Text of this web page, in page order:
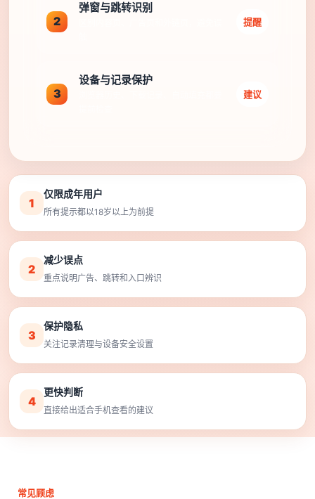
2
弹窗与跳转识别
提醒
3
设备与记录保护
建议
1
仅限成年用户
所有提示都以18岁以上为前提
2
减少误点
重点说明广告、跳转和入口辨识
3
保护隐私
关注记录清理与设备安全设置
4
更快判断
直接给出适合手机查看的建议
常见顾虑